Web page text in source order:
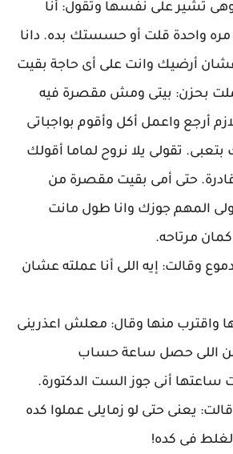
تشير على نفسها وتقول: أنا
مره واحدة قلت أو حسستك بده. دانا
أرضيك وانت على أى حاجة بقيت
بحزن: بيتى ومش مقصرة فيه
أرجع واعمل أكل وأقوم بواجباتى
تقولى يلا نروح لماما أقولك
حتى أمى بقيت مقصرة من
المهم جوزك وانا طول مانت
مرتاحه.
وقالت: إيه اللى أنا عملته عشان
واقترب منها وقال: معلش اعذرينى
اللى حصل ساعة حساب
أنى جوز الست الدكتورة.
يعنى حتى لو زمايلى عملوا كده
فى كده!